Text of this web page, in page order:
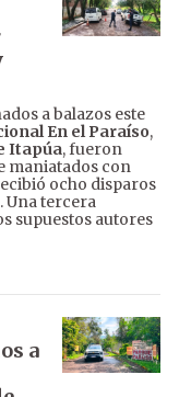
a balazos este
En el Paraíso,
Itapúa, fueron
maniatados con
ocho disparos
Una tercera
supuestos autores
a